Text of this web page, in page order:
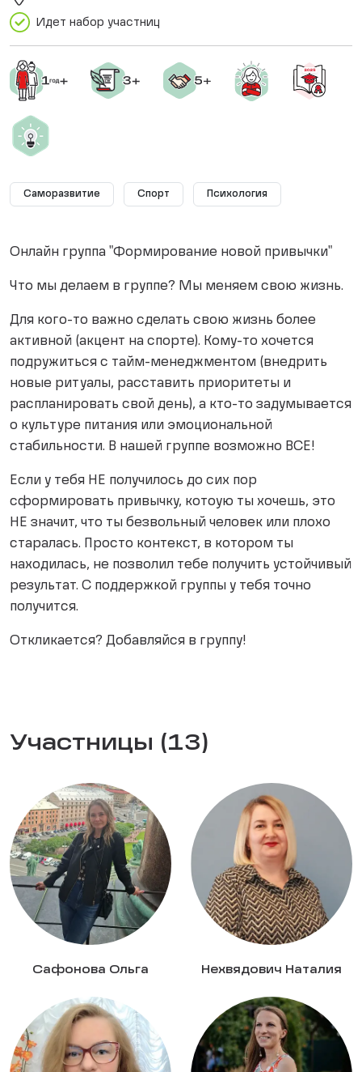
Идет набор участниц
Саморазвитие Спорт Психология
Онлайн группа "Формирование новой привычки"
Что мы делаем в группе? Мы меняем свою жизнь.
Для кого-то важно сделать свою жизнь более
активной (акцент на спорте). Кому-то хочется
подружиться с тайм-менеджментом (внедрить
новые ритуалы, расставить приоритеты и
распланировать свой день), а кто-то задумывается
о культуре питания или эмоциональной
стабильности. В нашей группе возможно ВСЕ!
Если у тебя НЕ получилось до сих пор
сформировать привычку, котоую ты хочешь, это
НЕ значит, что ты безвольный человек или плохо
старалась. Просто контекст, в котором ты
находилась, не позволил тебе получить устойчивый
результат. С поддержкой группы у тебя точно
получится.
Откликается? Добавляйся в группу!
Участницы (13)
Сафонова Ольга Нехвядович Наталия